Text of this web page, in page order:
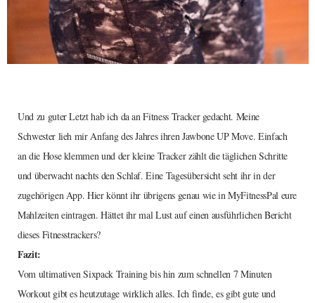
Und zu guter Letzt hab ich da an Fitness Tracker gedacht. Meine
Schwester lieh mir Anfang des Jahres ihren Jawbone UP Move. Einfach
an die Hose klemmen und der kleine Tracker zählt die täglichen Schritte
und überwacht nachts den Schlaf. Eine Tagesübersicht seht ihr in der
zugehörigen App. Hier könnt ihr übrigens genau wie in MyFitnessPal eure
Mahlzeiten eintragen. Hättet ihr mal Lust auf einen ausführlichen Bericht
dieses Fitnesstrackers?
Fazit:
Vom ultimativen Sixpack Training bis hin zum schnellen 7 Minuten
Workout gibt es heutzutage wirklich alles. Ich finde, es gibt gute und